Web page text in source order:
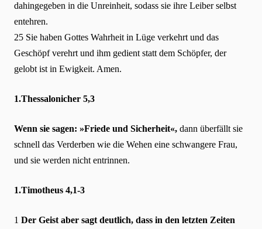
dahingegeben in die Unreinheit, sodass sie ihre Leiber selbst
entehren.
25 Sie haben Gottes Wahrheit in Lüge verkehrt und das
Geschöpf verehrt und ihm gedient statt dem Schöpfer, der
gelobt ist in Ewigkeit. Amen.
1.Thessalonicher 5,3
Wenn sie sagen: »Friede und Sicherheit«, dann überfällt sie
schnell das Verderben wie die Wehen eine schwangere Frau,
und sie werden nicht entrinnen.
1.Timotheus 4,1-3
1 Der Geist aber sagt deutlich, dass in den letzten Zeiten